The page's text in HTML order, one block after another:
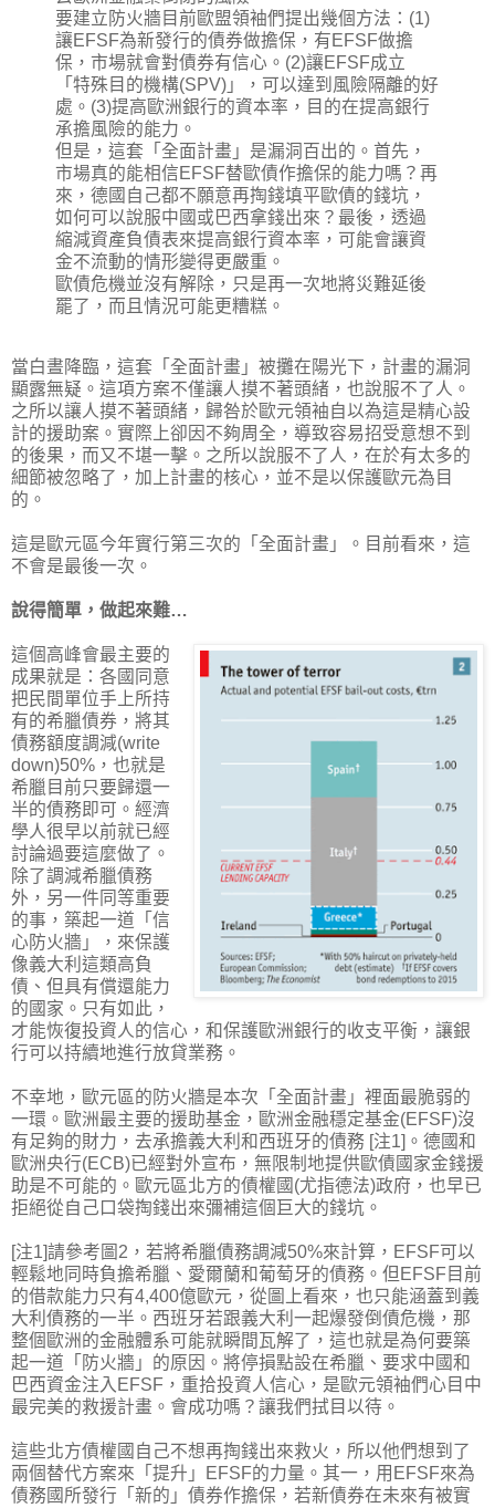
要建立防火牆目前歐盟領袖們提出幾個方法：(1)
讓EFSF為新發行的債券做擔保，有EFSF做擔
保，市場就會對債券有信心。(2)讓EFSF成立
「特殊目的機構(SPV)」，可以達到風險隔離的好
處。(3)提高歐洲銀行的資本率，目的在提高銀行
承擔風險的能力。
但是，這套「全面計畫」是漏洞百出的。首先，
市場真的能相信EFSF替歐債作擔保的能力嗎？再
來，德國自己都不願意再掏錢填平歐債的錢坑，
如何可以說服中國或巴西拿錢出來？最後，透過
縮減資產負債表來提高銀行資本率，可能會讓資
金不流動的情形變得更嚴重。
歐債危機並沒有解除，只是再一次地將災難延後
罷了，而且情況可能更糟糕。
當白晝降臨，這套「全面計畫」被攤在陽光下，計畫的漏洞
顯露無疑。這項方案不僅讓人摸不著頭緒，也說服不了人。
之所以讓人摸不著頭緒，歸咎於歐元領袖自以為這是精心設
計的援助案。實際上卻因不夠周全，導致容易招受意想不到
的後果，而又不堪一擊。之所以說服不了人，在於有太多的
細節被忽略了，加上計畫的核心，並不是以保護歐元為目
的。
這是歐元區今年實行第三次的「全面計畫」。目前看來，這
不會是最後一次。
說得簡單，做起來難…
這個高峰會最主要的
成果就是：各國同意
把民間單位手上所持
有的希臘債券，將其
債務額度調減(write
down)50%，也就是
希臘目前只要歸還一
半的債務即可。經濟
學人很早以前就已經
討論過要這麼做了。
除了調減希臘債務
外，另一件同等重要
的事，築起一道「信
心防火牆」，來保護
像義大利這類高負
債、但具有償還能力
的國家。只有如此，
才能恢復投資人的信心，和保護歐洲銀行的收支平衡，讓銀
行可以持續地進行放貸業務。
不幸地，歐元區的防火牆是本次「全面計畫」裡面最脆弱的
一環。歐洲最主要的援助基金，歐洲金融穩定基金(EFSF)沒
有足夠的財力，去承擔義大利和西班牙的債務 [注1]。德國和
歐洲央行(ECB)已經對外宣布，無限制地提供歐債國家金錢援
助是不可能的。歐元區北方的債權國(尤指德法)政府，也早已
拒絕從自己口袋掏錢出來彌補這個巨大的錢坑。
[注1]請參考圖2，若將希臘債務調減50%來計算，EFSF可以
輕鬆地同時負擔希臘、愛爾蘭和葡萄牙的債務。但EFSF目前
的借款能力只有4,400億歐元，從圖上看來，也只能涵蓋到義
大利債務的一半。西班牙若跟義大利一起爆發倒債危機，那
整個歐洲的金融體系可能就瞬間瓦解了，這也就是為何要築
起一道「防火牆」的原因。將停損點設在希臘、要求中國和
巴西資金注入EFSF，重拾投資人信心，是歐元領袖們心目中
最完美的救援計畫。會成功嗎？讓我們拭目以待。
這些北方債權國自己不想再掏錢出來救火，所以他們想到了
兩個替代方案來「提升」EFSF的力量。其一，用EFSF來為
債務國所發行「新的」債券作擔保，若新債券在未來有被實